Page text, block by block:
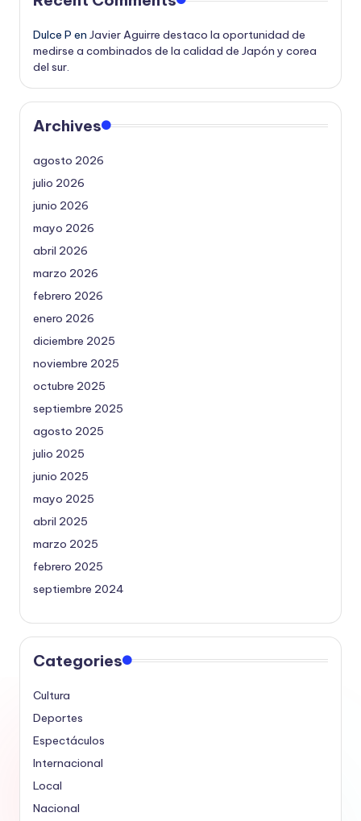
Dulce P en Javier Aguirre destaco la oportunidad de
medirse a combinados de la calidad de Japón y corea
del sur.
Archives
agosto 2026
julio 2026
junio 2026
mayo 2026
abril 2026
marzo 2026
febrero 2026
enero 2026
diciembre 2025
noviembre 2025
octubre 2025
septiembre 2025
agosto 2025
julio 2025
junio 2025
mayo 2025
abril 2025
marzo 2025
febrero 2025
septiembre 2024
Categories
Cultura
Deportes
Espectáculos
Internacional
Local
Nacional